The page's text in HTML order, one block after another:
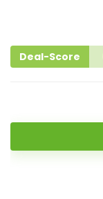
Deal-Score